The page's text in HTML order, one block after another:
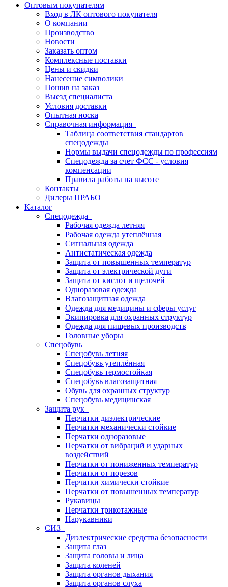
Оптовым покупателям
Вход в ЛК оптового покупателя
О компании
Производство
Новости
Заказать оптом
Комплексные поставки
Цены и скидки
Нанесение символики
Пошив на заказ
Выезд специалиста
Условия доставки
Опытная носка
Справочная информация
Таблица соответствия стандартов
спецодежды
Нормы выдачи спецодежды по профессиям
Спецодежда за счет ФСС - условия
компенсации
Правила работы на высоте
Контакты
Дилеры ПРАБО
Каталог
Спецодежда
Рабочая одежда летняя
Рабочая одежда утеплённая
Сигнальная одежда
Антистатическая одежда
Защита от повышенных температур
Защита от электрической дуги
Защита от кислот и щелочей
Одноразовая одежда
Влагозащитная одежда
Одежда для медицины и сферы услуг
Экипировка для охранных структур
Одежда для пищевых производств
Головные уборы
Спецобувь
Спецобувь летняя
Спецобувь утеплённая
Спецобувь термостойкая
Спецобувь влагозащитная
Обувь для охранных структур
Спецобувь медицинская
Защита рук
Перчатки диэлектрические
Перчатки механически стойкие
Перчатки одноразовые
Перчатки от вибраций и ударных
воздействий
Перчатки от пониженных температур
Перчатки от порезов
Перчатки химически стойкие
Перчатки от повышенных температур
Рукавицы
Перчатки трикотажные
Нарукавники
СИЗ
Диэлектрические средства безопасности
Защита глаз
Защита головы и лица
Защита коленей
Защита органов дыхания
Защита органов слуха